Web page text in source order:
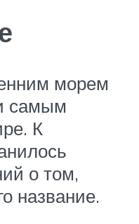
морем
самым
К
о том,
название.